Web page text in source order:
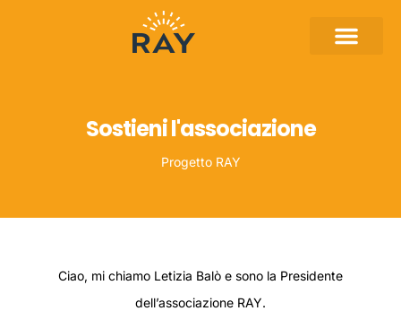
Sostieni l'associazione
Progetto RAY
Ciao, mi chiamo Letizia Balò e sono la Presidente
dell’associazione RAY.